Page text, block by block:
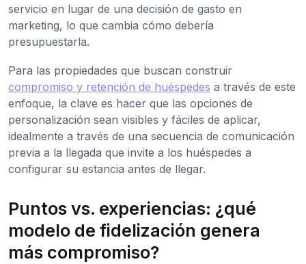
servicio en lugar de una decisión de gasto en
marketing, lo que cambia cómo debería
presupuestarla.
Para las propiedades que buscan construir
compromiso y retención de huéspedes a través de este
enfoque, la clave es hacer que las opciones de
personalización sean visibles y fáciles de aplicar,
idealmente a través de una secuencia de comunicación
previa a la llegada que invite a los huéspedes a
configurar su estancia antes de llegar.
Puntos vs. experiencias: ¿qué
modelo de fidelización genera
más compromiso?